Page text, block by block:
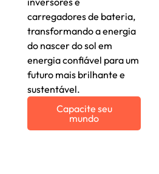
carregadores de bateria,
transformando a energia
do nascer do sol em
energia confiável para um
futuro mais brilhante e
sustentável.
Capacite seu
mundo